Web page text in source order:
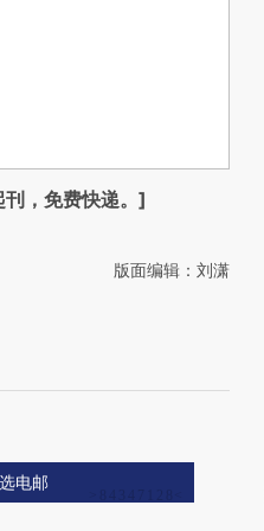
刊，免费快递。]
版面编辑：刘潇
电邮